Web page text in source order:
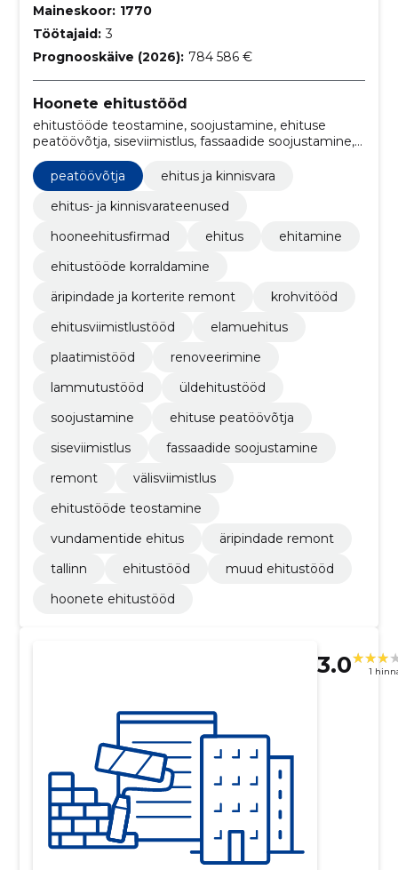
Maineskoor: 1770
Töötajaid: 3
Prognooskäive (2026): 784 586 €
Hoonete ehitustööd
ehitustööde teostamine, soojustamine, ehituse
peatöövõtja, siseviimistlus, fassaadide soojustamine,
remont, välisviimistlus, peatöövõtja, Ehitustööd,
tallinnpeatöövõtja
ehitus ja kinnisvara
ehitus- ja kinnisvarateenused
hooneehitusfirmad
ehitus
ehitamine
ehitustööde korraldamine
äripindade ja korterite remont
krohvitööd
ehitusviimistlustööd
elamuehitus
plaatimistööd
renoveerimine
lammutustööd
üldehitustööd
soojustamine
ehituse peatöövõtja
siseviimistlus
fassaadide soojustamine
remont
välisviimistlus
ehitustööde teostamine
vundamentide ehitus
äripindade remont
tallinn
ehitustööd
muud ehitustööd
hoonete ehitustööd
3.0 1